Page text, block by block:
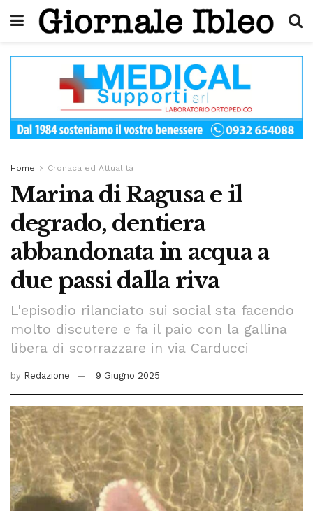
Home Cronaca ed Attualità
Marina di Ragusa e il
degrado, dentiera
abbandonata in acqua a
due passi dalla riva
L'episodio rilanciato sui social sta facendo
molto discutere e fa il paio con la gallina
libera di scorrazzare in via Carducci
by Redazione 9 Giugno 2025